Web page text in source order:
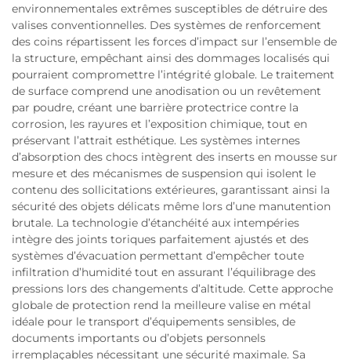
environnementales extrêmes susceptibles de détruire des
valises conventionnelles. Des systèmes de renforcement
des coins répartissent les forces d’impact sur l’ensemble de
la structure, empêchant ainsi des dommages localisés qui
pourraient compromettre l’intégrité globale. Le traitement
de surface comprend une anodisation ou un revêtement
par poudre, créant une barrière protectrice contre la
corrosion, les rayures et l’exposition chimique, tout en
préservant l’attrait esthétique. Les systèmes internes
d’absorption des chocs intègrent des inserts en mousse sur
mesure et des mécanismes de suspension qui isolent le
contenu des sollicitations extérieures, garantissant ainsi la
sécurité des objets délicats même lors d’une manutention
brutale. La technologie d’étanchéité aux intempéries
intègre des joints toriques parfaitement ajustés et des
systèmes d’évacuation permettant d’empêcher toute
infiltration d’humidité tout en assurant l’équilibrage des
pressions lors des changements d’altitude. Cette approche
globale de protection rend la meilleure valise en métal
idéale pour le transport d’équipements sensibles, de
documents importants ou d’objets personnels
irremplaçables nécessitant une sécurité maximale. Sa